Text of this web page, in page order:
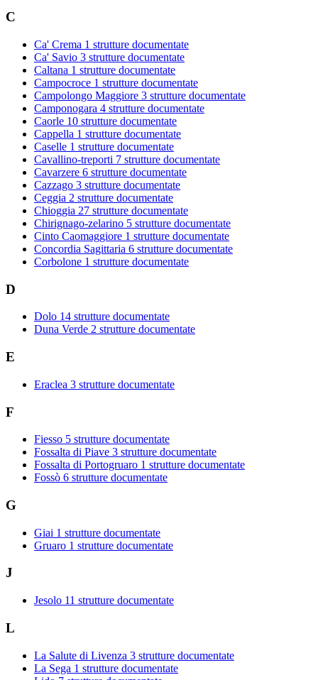
C
Ca' Crema 1 strutture documentate
Ca' Savio 3 strutture documentate
Caltana 1 strutture documentate
Campocroce 1 strutture documentate
Campolongo Maggiore 3 strutture documentate
Camponogara 4 strutture documentate
Caorle 10 strutture documentate
Cappella 1 strutture documentate
Caselle 1 strutture documentate
Cavallino-treporti 7 strutture documentate
Cavarzere 6 strutture documentate
Cazzago 3 strutture documentate
Ceggia 2 strutture documentate
Chioggia 27 strutture documentate
Chirignago-zelarino 5 strutture documentate
Cinto Caomaggiore 1 strutture documentate
Concordia Sagittaria 6 strutture documentate
Corbolone 1 strutture documentate
D
Dolo 14 strutture documentate
Duna Verde 2 strutture documentate
E
Eraclea 3 strutture documentate
F
Fiesso 5 strutture documentate
Fossalta di Piave 3 strutture documentate
Fossalta di Portogruaro 1 strutture documentate
Fossò 6 strutture documentate
G
Giai 1 strutture documentate
Gruaro 1 strutture documentate
J
Jesolo 11 strutture documentate
L
La Salute di Livenza 3 strutture documentate
La Sega 1 strutture documentate